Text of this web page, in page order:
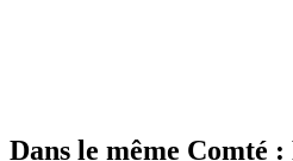
Dans le même Comté